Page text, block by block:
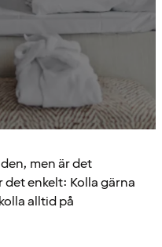
men är det
enkelt: Kolla gärna
alltid på